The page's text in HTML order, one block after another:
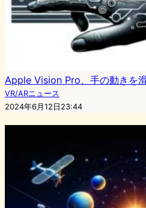
Apple Vision Pro、手の動きを
VR/ARニュース
2024年6月12日23:44